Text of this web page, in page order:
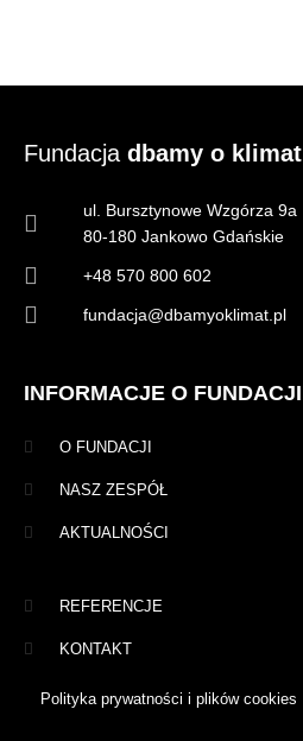
Fundacja dbamy o klimat
ul. Bursztynowe Wzgórza 9a
80-180 Jankowo Gdańskie
+48 570 800 602
fundacja@dbamyoklimat.pl
INFORMACJE O FUNDACJI
O FUNDACJI
NASZ ZESPÓŁ
AKTUALNOŚCI
REFERENCJE
KONTAKT
Polityka prywatności i plików cookies